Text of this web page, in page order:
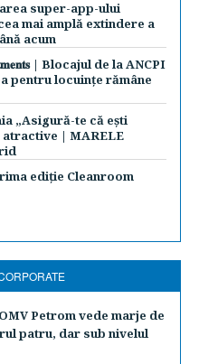
super-app-ului
mai amplă extindere a
acum
| Blocajul de la ANCPI
pentru locuințe rămâne
„Asigură-te că ești
| MARELE
ediție Cleanroom
OMV Petrom vede marje de
patru, dar sub nivelul